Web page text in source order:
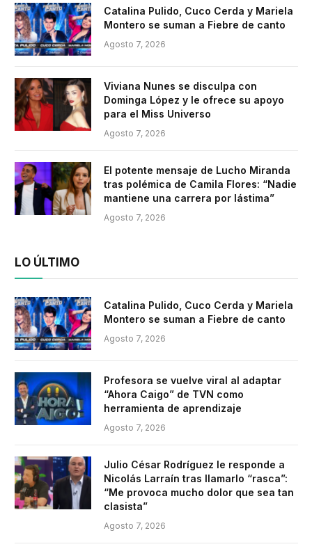
Catalina Pulido, Cuco Cerda y Mariela
Montero se suman a Fiebre de canto
Agosto 7, 2026
Viviana Nunes se disculpa con
Dominga López y le ofrece su apoyo
para el Miss Universo
Agosto 7, 2026
El potente mensaje de Lucho Miranda
tras polémica de Camila Flores: “Nadie
mantiene una carrera por lástima”
Agosto 7, 2026
LO ÚLTIMO
Catalina Pulido, Cuco Cerda y Mariela
Montero se suman a Fiebre de canto
Agosto 7, 2026
Profesora se vuelve viral al adaptar
“Ahora Caigo” de TVN como
herramienta de aprendizaje
Agosto 7, 2026
Julio César Rodríguez le responde a
Nicolás Larraín tras llamarlo “rasca”:
“Me provoca mucho dolor que sea tan
clasista”
Agosto 7, 2026